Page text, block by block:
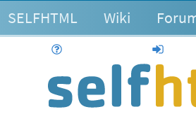
SELFHTML Wiki